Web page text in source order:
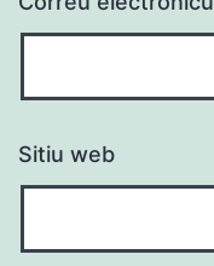
Sitiu web